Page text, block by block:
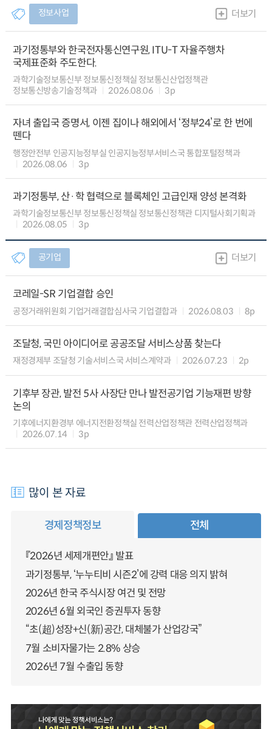
정보사업 더보기
과기정통부와 한국전자통신연구원, ITU-T 자율주행차
국제표준화 주도한다.
과학기술정보통신부 정보통신정책실 정보통신산업정책관
정보통신방송기술정책과
2026.08.06 3p
자녀 출입국 증명서, 이젠 집이나 해외에서 ‘정부24’로 한 번에
뗀다
행정안전부 인공지능정부실 인공지능정부서비스국 통합포털정책과
2026.08.06
3p
과기정통부, 산·학 협력으로 블록체인 고급인재 양성 본격화
과학기술정보통신부 정보통신정책실 정보통신정책관 디지털사회기획과
2026.08.05
3p
공기업 더보기
코레일-SR 기업결합 승인
공정거래위원회 기업거래결합심사국 기업결합과 2026.08.03 8p
조달청, 국민 아이디어로 공공조달 서비스상품 찾는다
재정경제부 조달청 기술서비스국 서비스계약과 2026.07.23 2p
기후부 장관, 발전 5사 사장단 만나 발전공기업 기능재편 방향
논의
기후에너지환경부 에너지전환정책실 전력산업정책관 전력산업정책과
2026.07.14
3p
많이 본 자료
경제정책정보 전체
『2026년 세제개편안』 발표
과기정통부, ‘누누티비 시즌2’에 강력 대응 의지 밝혀
2026년 한국 주식시장 여건 및 전망
2026년 6월 외국인 증권투자 동향
“초(超)성장+신(新)공간, 대체불가 산업강국”
7월 소비자물가는 2.8% 상승
2026년 7월 수출입 동향